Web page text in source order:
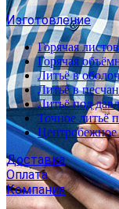
Изготовление
Горячая
Горячая
Литьё в
Литьё в
Литьё под
Точное литьё
Центробежное
Доставка
Оплата
Компания